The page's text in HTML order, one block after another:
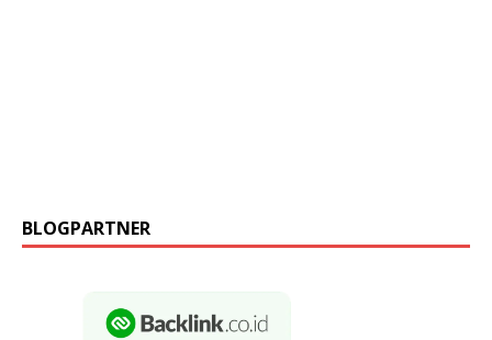
BLOGPARTNER